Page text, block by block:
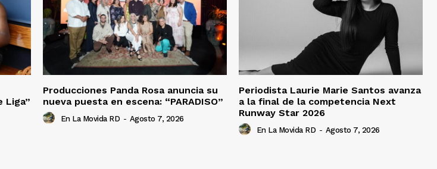
Liga”
Producciones Panda Rosa anuncia su
nueva puesta en escena: “PARADISO”
En La Movida RD - Agosto 7, 2026
Periodista Laurie Marie Santos avanza
a la final de la competencia Next
Runway Star 2026
En La Movida RD - Agosto 7, 2026